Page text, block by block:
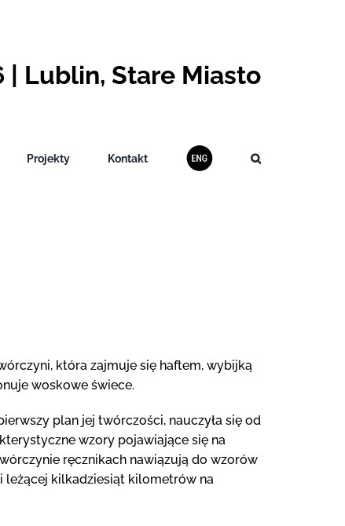
| Lublin, Stare Miasto
Projekty Kontakt
która zajmuje się haftem, wybijką
woskowe świece.
plan jej twórczości, nauczyła się od
wzory pojawiające się na
ręcznikach nawiązują do wzorów
leżącej kilkadziesiąt kilometrów na